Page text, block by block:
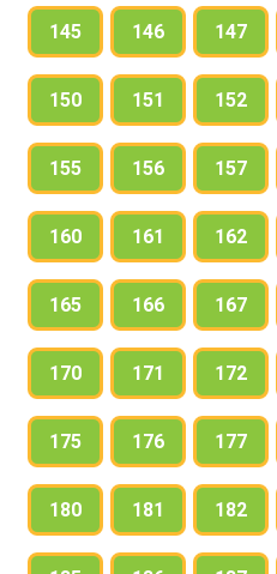
145 146 147
150 151 152
155 156 157
160 161 162
165 166 167
170 171 172
175 176 177
180 181 182